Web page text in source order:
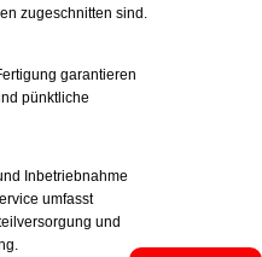
zugeschnitten sind.
garantieren
pünktliche
Inbetriebnahme
umfasst
und